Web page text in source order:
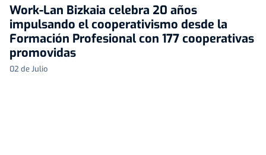
Work-Lan Bizkaia celebra 20 años
impulsando el cooperativismo desde la
Formación Profesional con 177 cooperativas
promovidas
02 de Julio